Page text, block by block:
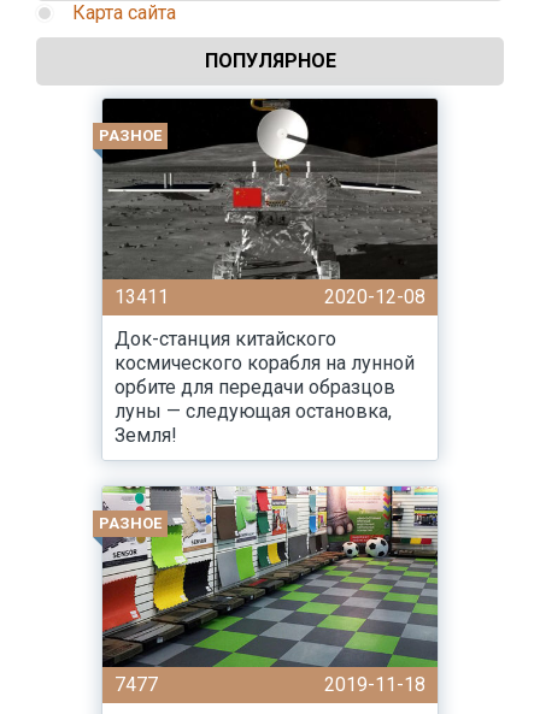
Карта сайта
ПОПУЛЯРНОЕ
РАЗНОЕ
13411
2020-12-08
Док-станция китайского
космического корабля на лунной
орбите для передачи образцов
луны — следующая остановка,
Земля!
РАЗНОЕ
7477
2019-11-18